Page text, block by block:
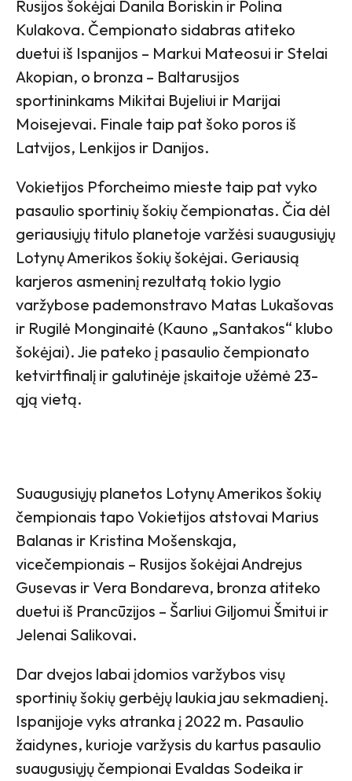
Rusijos šokėjai Danila Boriskin ir Polina
Kulakova. Čempionato sidabras atiteko
duetui iš Ispanijos – Markui Mateosui ir Stelai
Akopian, o bronza – Baltarusijos
sportininkams Mikitai Bujeliui ir Marijai
Moisejevai. Finale taip pat šoko poros iš
Latvijos, Lenkijos ir Danijos.
Vokietijos Pforcheimo mieste taip pat vyko
pasaulio sportinių šokių čempionatas. Čia dėl
geriausiųjų titulo planetoje varžėsi suaugusiųjų
Lotynų Amerikos šokių šokėjai. Geriausią
karjeros asmeninį rezultatą tokio lygio
varžybose pademonstravo Matas Lukašovas
ir Rugilė Monginaitė (Kauno „Santakos“ klubo
šokėjai). Jie pateko į pasaulio čempionato
ketvirtfinalį ir galutinėje įskaitoje užėmė 23-
ąją vietą.
Suaugusiųjų planetos Lotynų Amerikos šokių
čempionais tapo Vokietijos atstovai Marius
Balanas ir Kristina Mošenskaja,
vicečempionais – Rusijos šokėjai Andrejus
Gusevas ir Vera Bondareva, bronza atiteko
duetui iš Prancūzijos – Šarliui Giljomui Šmitui ir
Jelenai Salikovai.
Dar dvejos labai įdomios varžybos visų
sportinių šokių gerbėjų laukia jau sekmadienį.
Ispanijoje vyks atranka į 2022 m. Pasaulio
žaidynes, kurioje varžysis du kartus pasaulio
suaugusiųjų čempionai Evaldas Sodeika ir